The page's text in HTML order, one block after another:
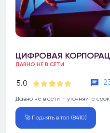
ЦИФРОВАЯ
ДАВНО НЕ В СЕТИ
5.0
Давно не в сети — уточняйте
🚀 Поднять в топ (8410)